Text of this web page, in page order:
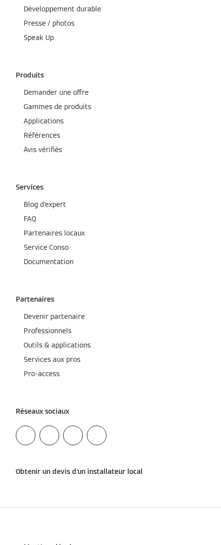
Développement durable
Presse / photos
Speak Up
Produits
Demander une offre
Gammes de produits
Applications
Références
Avis vérifiés
Services
Blog d'expert
FAQ
Partenaires locaux
Service Conso
Documentation
Partenaires
Devenir partenaire
Professionnels
Outils & applications
Services aux pros
Pro-access
Réseaux sociaux
Obtenir un devis d'un installateur local